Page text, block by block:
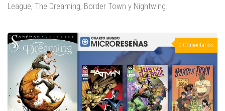
League, The Dreaming, Border Town y Nightwing.
0 Comentarios